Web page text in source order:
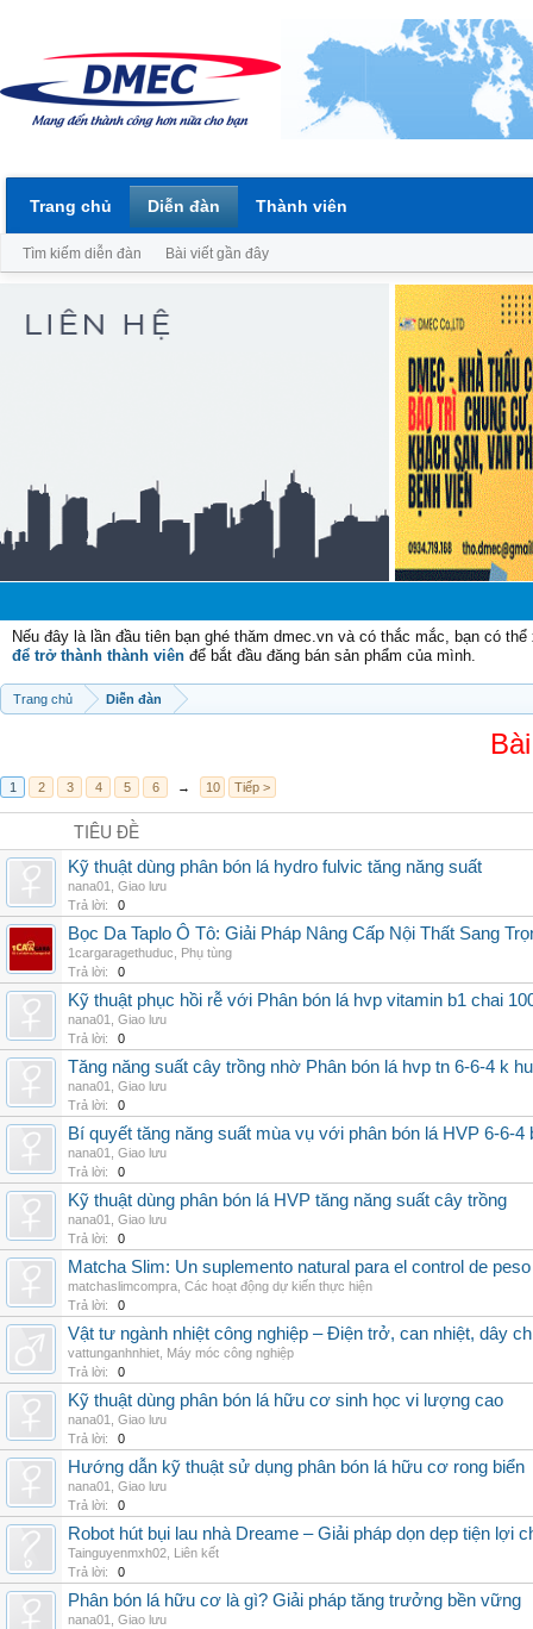
Nếu đây là lần đầu tiên bạn ghé thăm dmec.vn và có thắc mắc, bạn có
để trở thành thành viên để bắt đầu đăng bán sản phẩm của mình.
Trang chủ Diễn đàn
1 2 3 4 5 6 → 10 Tiếp >
TIÊU ĐỀ
Kỹ thuật dùng phân bón lá hydro fulvic tăng năng suất
nana01
Giao lưu
Trả lời:
0
Bọc Da Taplo Ô Tô: Giải Pháp Nâng Cấp Nội Thất Sang
1cargaragethuduc
Phụ tùng
Trả lời:
0
Kỹ thuật phục hồi rễ với Phân bón lá hvp vitamin b1 chai
nana01
Giao lưu
Trả lời:
0
Tăng năng suất cây trồng nhờ Phân bón lá hvp tn 6-6-4 k
nana01
Giao lưu
Trả lời:
0
Bí quyết tăng năng suất mùa vụ với phân bón lá HVP 6-6-4
nana01
Giao lưu
Trả lời:
0
Kỹ thuật dùng phân bón lá HVP tăng năng suất cây trồng
nana01
Giao lưu
Trả lời:
0
Matcha Slim: Un suplemento natural para el control de peso
matchaslimcompra Các hoạt động dự kiến thực hiện
Trả lời:
0
Vật tư ngành nhiệt công nghiệp – Điện trở, can nhiệt, dây
vattunganhnhiet Máy móc công nghiệp
Trả lời:
0
Kỹ thuật dùng phân bón lá hữu cơ sinh học vi lượng cao
nana01
Giao lưu
Trả lời:
0
Hướng dẫn kỹ thuật sử dụng phân bón lá hữu cơ rong biển
nana01
Giao lưu
Trả lời:
0
Robot hút bụi lau nhà Dreame – Giải pháp dọn dẹp tiện lợi
Tainguyenmxh02 Liên kết
Trả lời:
0
Phân bón lá hữu cơ là gì? Giải pháp tăng trưởng bền vững
nana01
Giao lưu
Trang chủ Diễn đàn
Tìm kiếm diễn đàn Bài viết gần đây
Thành viên